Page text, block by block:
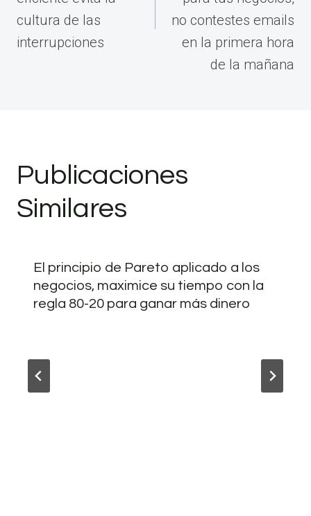
cultura de las
interrupciones
no contestes emails
en la primera hora
de la mañana
Publicaciones
Similares
El principio de Pareto aplicado a los
negocios, maximice su tiempo con la
regla 80-20 para ganar más dinero